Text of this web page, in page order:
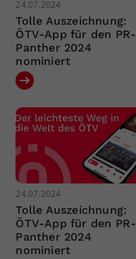
24.07.2024
Tolle Auszeichnung:
ÖTV-App für den PR-
Panther 2024
nominiert
24.07.2024
Tolle Auszeichnung:
ÖTV-App für den PR-
Panther 2024
nominiert